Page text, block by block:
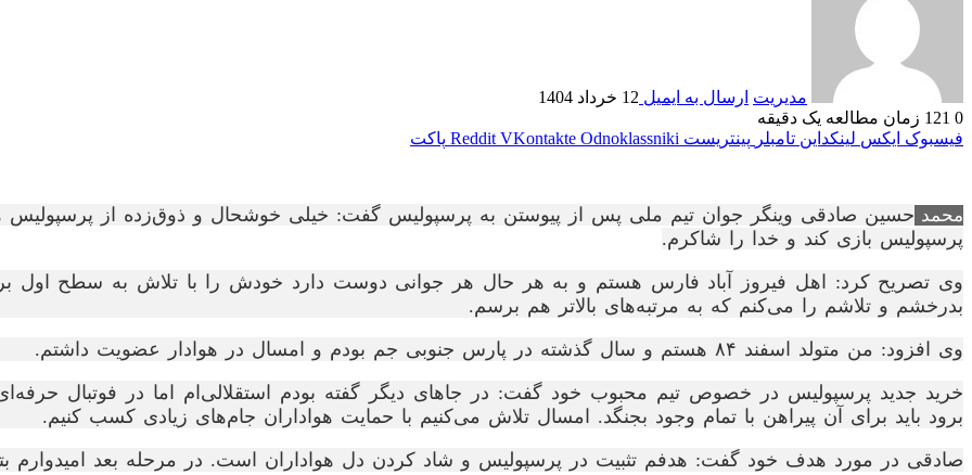
مدیریت ارسال به ایمیل 12 خرداد 1404
0
زمان مطالعه یک دقیقه
فیسبوک ایکس لینکداین تامبلر پینتریست Reddit VKontakte Odnoklassniki پاکت
محمد حسین صادقی وینگر جوان تیم ملی پس از پیوستن به پرسپولیس گفت: خیلی خوشحال و ذوق‌زده از پرسپولیس
پرسپولیس بازی کند و خدا را شاکرم.
وی تصریح کرد: اهل فیروز آباد فارس هستم و به هر حال هر جوانی دوست دارد خودش را با تلاش به سطح اول
بدرخشم و تلاشم را می‌کنم که به مرتبه‌های بالاتر هم برسم.
وی افزود: من متولد اسفند ۸۴ هستم و سال گذشته در پارس جنوبی جم بودم و امسال در هوادار عضویت داشتم.
خرید جدید پرسپولیس در خصوص تیم محبوب خود گفت: در جاهای دیگر گفته بودم استقلالی‌ام اما در فوتبال
برود باید برای آن پیراهن با تمام وجود بجنگد. امسال تلاش می‌کنیم با حمایت هواداران جام‌های زیادی کسب کنیم.
صادقی در مورد هدف خود گفت: هدفم تثبیت در پرسپولیس و شاد کردن دل هواداران است. در مرحله بعد امیدوارم